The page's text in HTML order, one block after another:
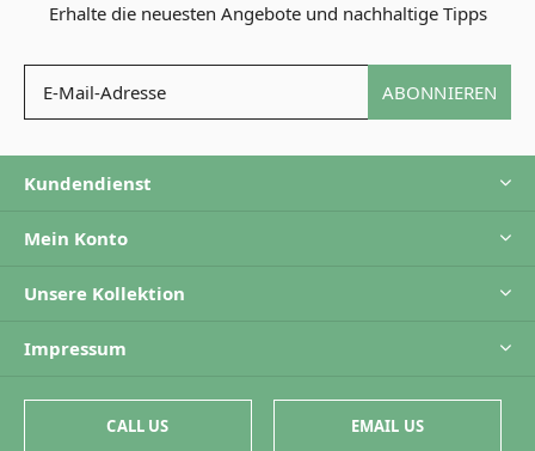
Erhalte die neuesten Angebote und nachhaltige Tipps
ABONNIEREN
Kundendienst
Mein Konto
Unsere Kollektion
Impressum
CALL US EMAIL US